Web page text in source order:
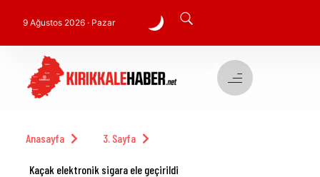
9 Ağustos 2026 · Pazar
Anasayfa 3. Sayfa
Kaçak elektronik sigara ele geçirildi